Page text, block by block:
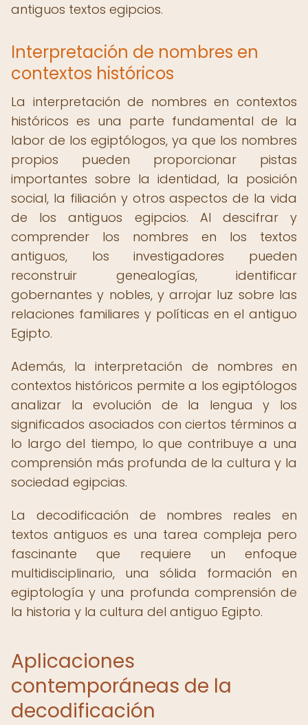
antiguos textos egipcios.
Interpretación de nombres en
contextos históricos
La interpretación de nombres en contextos
históricos es una parte fundamental de la
labor de los egiptólogos, ya que los nombres
propios pueden proporcionar pistas
importantes sobre la identidad, la posición
social, la filiación y otros aspectos de la vida
de los antiguos egipcios. Al descifrar y
comprender los nombres en los textos
antiguos, los investigadores pueden
reconstruir genealogías, identificar
gobernantes y nobles, y arrojar luz sobre las
relaciones familiares y políticas en el antiguo
Egipto.
Además, la interpretación de nombres en
contextos históricos permite a los egiptólogos
analizar la evolución de la lengua y los
significados asociados con ciertos términos a
lo largo del tiempo, lo que contribuye a una
comprensión más profunda de la cultura y la
sociedad egipcias.
La decodificación de nombres reales en
textos antiguos es una tarea compleja pero
fascinante que requiere un enfoque
multidisciplinario, una sólida formación en
egiptología y una profunda comprensión de
la historia y la cultura del antiguo Egipto.
Aplicaciones
contemporáneas de la
decodificación